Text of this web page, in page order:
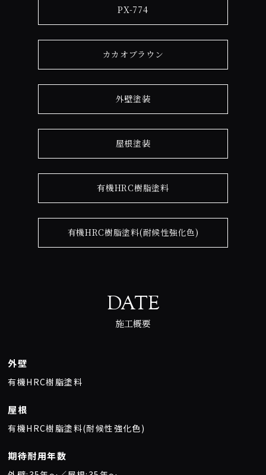
PX-774
カカオブラウン
外壁塗装
屋根塗装
有機HRC樹脂塗料
有機HRC樹脂塗料(耐候性強化色)
DATE
施工概要
外壁
有機HRC樹脂塗料
屋根
有機HRC樹脂塗料(耐候性強化色)
期待耐用年数